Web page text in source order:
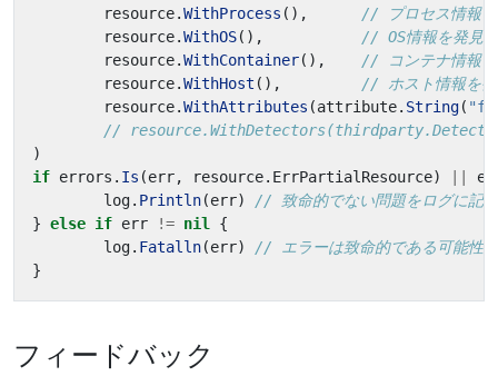
resource.WithProcess (),
// プロセス情報を
resource.WithOS(),
// OS情報を発見
resource.WithContainer(),
// コンテナ情報を
resource.WithHost (),
// ホスト情報を発
resource.WithAttributes (attribute. String(
//
)
if errors . Is (err, resource. ErrPartialResource)
log. Println(err)
// 致命的でない問題をログに記
} else if err != nil
{
log. Fatalln(err)
// エラーは致命的である可能性
}
フィードバック